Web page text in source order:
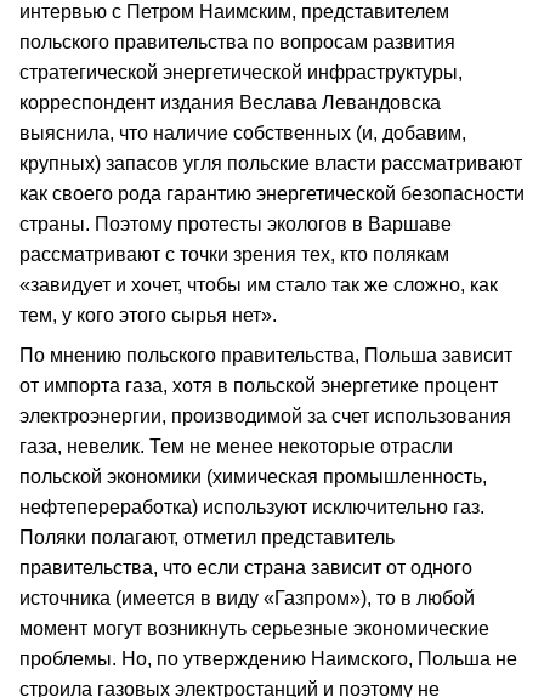
интервью с Петром Наимским, представителем
польского правительства по вопросам развития
стратегической энергетической инфраструктуры,
корреспондент издания Веслава Левандовска
выяснила, что наличие собственных (и, добавим,
крупных) запасов угля польские власти рассматривают
как своего рода гарантию энергетической безопасности
страны. Поэтому протесты экологов в Варшаве
рассматривают с точки зрения тех, кто полякам
«завидует и хочет, чтобы им стало так же сложно, как
тем, у кого этого сырья нет».
По мнению польского правительства, Польша зависит
от импорта газа, хотя в польской энергетике процент
электроэнергии, производимой за счет использования
газа, невелик. Тем не менее некоторые отрасли
польской экономики (химическая промышленность,
нефтепереработка) используют исключительно газ.
Поляки полагают, отметил представитель
правительства, что если страна зависит от одного
источника (имеется в виду «Газпром»), то в любой
момент могут возникнуть серьезные экономические
проблемы. Но, по утверждению Наимского, Польша не
строила газовых электростанций и поэтому не